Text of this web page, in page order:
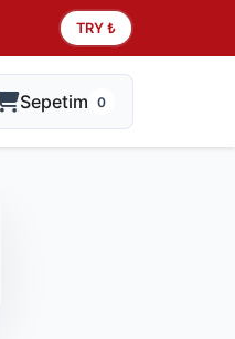
TRY ₺
Sepetim 0